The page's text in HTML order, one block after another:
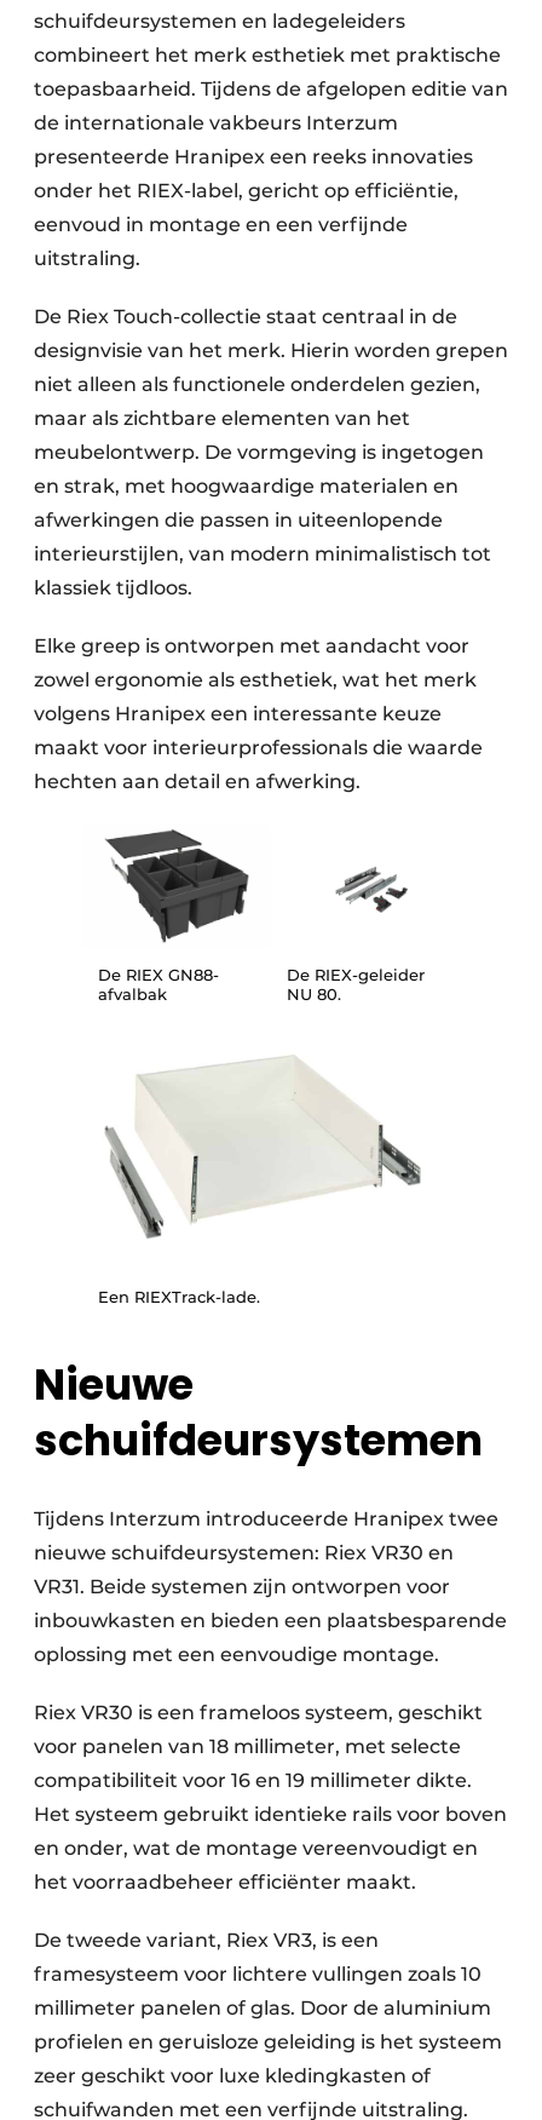
schuifdeursystemen en ladegeleiders
combineert het merk esthetiek met praktische
toepasbaarheid. Tijdens de afgelopen editie van
de internationale vakbeurs Interzum
presenteerde Hranipex een reeks innovaties
onder het RIEX-label, gericht op efficiëntie,
eenvoud in montage en een verfijnde
uitstraling.
De Riex Touch-collectie staat centraal in de
designvisie van het merk. Hierin worden grepen
niet alleen als functionele onderdelen gezien,
maar als zichtbare elementen van het
meubelontwerp. De vormgeving is ingetogen
en strak, met hoogwaardige materialen en
afwerkingen die passen in uiteenlopende
interieurstijlen, van modern minimalistisch tot
klassiek tijdloos.
Elke greep is ontworpen met aandacht voor
zowel ergonomie als esthetiek, wat het merk
volgens Hranipex een interessante keuze
maakt voor interieurprofessionals die waarde
hechten aan detail en afwerking.
De RIEX GN88-
afvalbak
De RIEX-geleider
NU 80.
Een RIEXTrack-lade.
Nieuwe
schuifdeursystemen
Tijdens Interzum introduceerde Hranipex twee
nieuwe schuifdeursystemen: Riex VR30 en
VR31. Beide systemen zijn ontworpen voor
inbouwkasten en bieden een plaatsbesparende
oplossing met een eenvoudige montage.
Riex VR30 is een frameloos systeem, geschikt
voor panelen van 18 millimeter, met selecte
compatibiliteit voor 16 en 19 millimeter dikte.
Het systeem gebruikt identieke rails voor boven
en onder, wat de montage vereenvoudigt en
het voorraadbeheer efficiënter maakt.
De tweede variant, Riex VR3, is een
framesysteem voor lichtere vullingen zoals 10
millimeter panelen of glas. Door de aluminium
profielen en geruisloze geleiding is het systeem
zeer geschikt voor luxe kledingkasten of
schuifwanden met een verfijnde uitstraling.